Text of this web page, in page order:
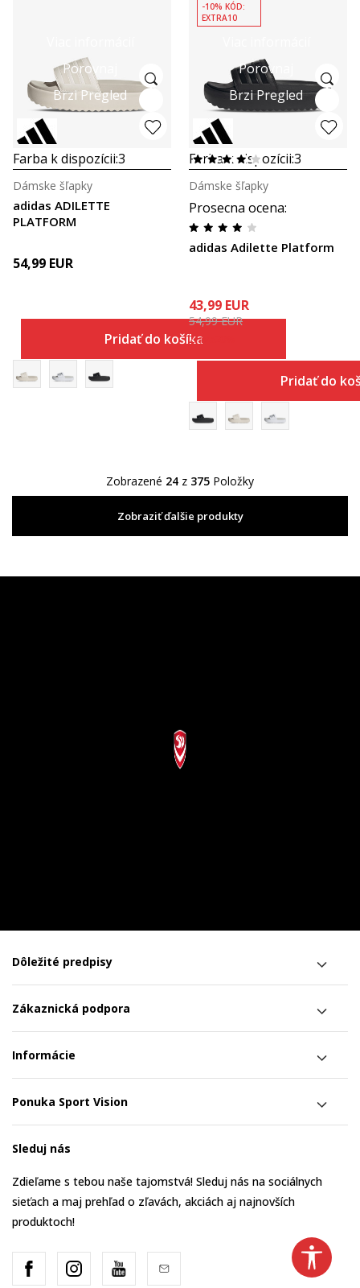
Porovnaj
Brzi Pregled
Farba k dispozícii:3
adidas ADILETTE
PLATFORM
Dámske šľapky
54,99 EUR
Pridať do košíka
Porovnaj
Brzi Pregled
-10% KÓD:
EXTRA10
Farba k dispozícii:3
Prosecna ocena:
adidas Adilette Platform
Dámske šľapky
43,99 EUR
54,99EUR
Zľava
Pridať do
Zobrazené 24 z 375 Položky
Zobraziť ďalšie produkty
Dôležité predpisy
Zákaznická podpora
Informácie
Ponuka Sport Vision
Sleduj nás
Zdieľame s tebou naše tajomstvá! Sleduj nás na sociálnych
sieťach a maj prehľad o zľavách, akciách aj najnovších
produktoch!